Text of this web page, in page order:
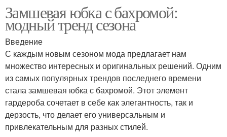
Замшевая юбка с бахромой:
модный тренд сезона
Введение
С каждым новым сезоном мода предлагает нам
множество интересных и оригинальных решений. Одним
из самых популярных трендов последнего времени
стала замшевая юбка с бахромой. Этот элемент
гардероба сочетает в себе как элегантность, так и
дерзость, что делает его универсальным и
привлекательным для разных стилей.